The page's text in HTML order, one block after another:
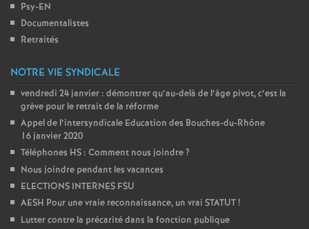
Psy-EN
Documentalistes
Retraités
NOTRE VIE SYNDICALE
vendredi 24 janvier : démontrer qu’au-delà de l’âge pivot, c’est la
grève pour le retrait de la réforme
Appel de l’intersyndicale Education des Bouches-du-Rhône
16 janvier 2020
Téléphones HS : Comment nous joindre?
Nous joindre pendant les vacances
ELECTIONS INTERNES FSU
AESH Pour une vraie reconnaissance, un vrai STATUT!
Lutter contre la précarité dans la fonction publique